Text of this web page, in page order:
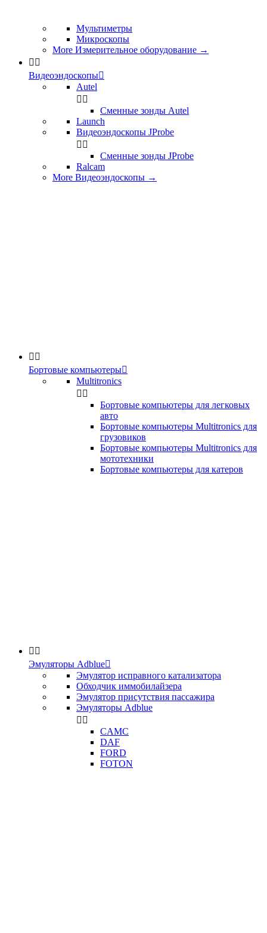
Мультиметры
Микроскопы
More Измерительное оборудование →
 
Видеоэндоскопы
Autel
 
Сменные зонды Autel
Launch
Видеоэндоскопы JProbe
 
Сменные зонды JProbe
Ralcam
More Видеоэндоскопы →
 
Бортовые компьютеры
Multitronics
 
Бортовые компьютеры для легковых
авто
Бортовые компьютеры Multitronics для
грузовиков
Бортовые компьютеры Multitronics для
мототехники
Бортовые компьютеры для катеров
 
Эмуляторы Adblue
Эмулятор исправного катализатора
Обходчик иммобилайзера
Эмулятор присутствия пассажира
Эмуляторы Adblue
 
CAMC
DAF
FORD
FOTON